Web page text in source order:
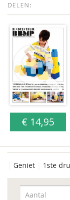
DELEN:
€ 14,95
Geniet 1ste